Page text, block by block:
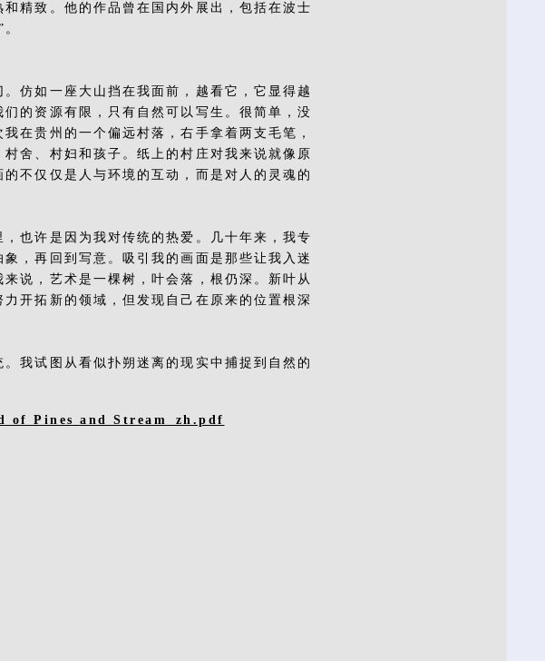
精致。他的作品曾在国内外展出，包括在波士
仿如一座大山挡在我面前，越看它，它显得越
的资源有限，只有自然可以写生。很简单，没
在贵州的一个偏远村落，右手拿着两支毛笔，
舍、村妇和孩子。纸上的村庄对我来说就像原
不仅仅是人与环境的互动，而是对人的灵魂的
也许是因为我对传统的热爱。几十年来，我专
，再回到写意。吸引我的画面是那些让我入迷
说，艺术是一棵树，叶会落，根仍深。新叶从
开拓新的领域，但发现自己在原来的位置根深
我试图从看似扑朔迷离的现实中捕捉到自然的
of Pines and Stream_zh.pdf